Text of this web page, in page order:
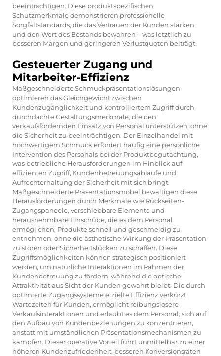
beeinträchtigen. Diese produktspezifischen
Schutzmerkmale demonstrieren professionelle
Sorgfaltstandards, die das Vertrauen der Kunden stärken
und den Wert des Bestands bewahren – was letztlich zu
besseren Margen und geringeren Verlustquoten beiträgt.
Gesteuerter Zugang und
Mitarbeiter-Effizienz
Maßgeschneiderte Schmuckpräsentationslösungen
optimieren das Gleichgewicht zwischen
Kundenzugänglichkeit und kontrolliertem Zugriff durch
durchdachte Gestaltungsmerkmale, die den
verkaufsfördernden Einsatz von Personal unterstützen, ohne
die Sicherheit zu beeinträchtigen. Der Einzelhandel mit
hochwertigem Schmuck erfordert häufig eine persönliche
Intervention des Personals bei der Produktbegutachtung,
was betriebliche Herausforderungen im Hinblick auf
effizienten Zugriff, Kundenbetreuungsabläufe und
Aufrechterhaltung der Sicherheit mit sich bringt.
Maßgeschneiderte Präsentationsmöbel bewältigen diese
Herausforderungen durch Merkmale wie Rückseiten-
Zugangspaneele, verschiebbare Elemente und
herausnehmbare Einschübe, die es dem Personal
ermöglichen, Produkte schnell und geschmeidig zu
entnehmen, ohne die ästhetische Wirkung der Präsentation
zu stören oder Sicherheitslücken zu schaffen. Diese
Zugriffsmöglichkeiten können strategisch positioniert
werden, um natürliche Interaktionen im Rahmen der
Kundenbetreuung zu fördern, während die optische
Attraktivität aus Sicht der Kunden gewahrt bleibt. Die durch
optimierte Zugangssysteme erzielte Effizienz verkürzt
Wartezeiten für Kunden, ermöglicht reibungslosere
Verkaufsinteraktionen und erlaubt es dem Personal, sich auf
den Aufbau von Kundenbeziehungen zu konzentrieren,
anstatt mit umständlichen Präsentationsmechanismen zu
kämpfen. Dieser operative Vorteil führt unmittelbar zu einer
höheren Kundenzufriedenheit, besseren Konversionsraten